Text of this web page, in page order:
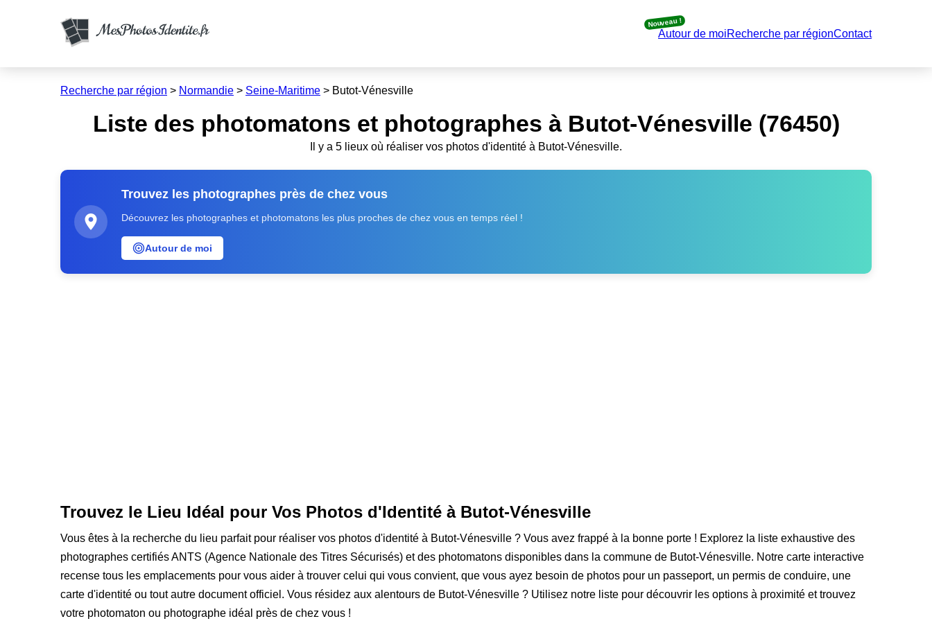
Autour de moi
Nouveau !
Recherche par régionContact
Recherche par région > Normandie > Seine-Maritime > Butot-Vénesville
Liste des photomatons et photographes à Butot-Vénesville (76450)
Il y a 5 lieux où réaliser vos photos d'identité à Butot-Vénesville.
Trouvez les photographes près de chez vous
Découvrez les photographes et photomatons les plus proches de chez vous en temps réel !
Autour de moi
Trouvez le Lieu Idéal pour Vos Photos d'Identité à Butot-Vénesville
Vous êtes à la recherche du lieu parfait pour réaliser vos photos d'identité à Butot-Vénesville ? Vous avez frappé à la bonne porte ! Explorez la liste exhaustive des
photographes certifiés ANTS (Agence Nationale des Titres Sécurisés) et des photomatons disponibles dans la commune de Butot-Vénesville. Notre carte interactive
recense tous les emplacements pour vous aider à trouver celui qui vous convient, que vous ayez besoin de photos pour un passeport, un permis de conduire, une
carte d'identité ou tout autre document officiel. Vous résidez aux alentours de Butot-Vénesville ? Utilisez notre liste pour découvrir les options à proximité et trouvez
votre photomaton ou photographe idéal près de chez vous !